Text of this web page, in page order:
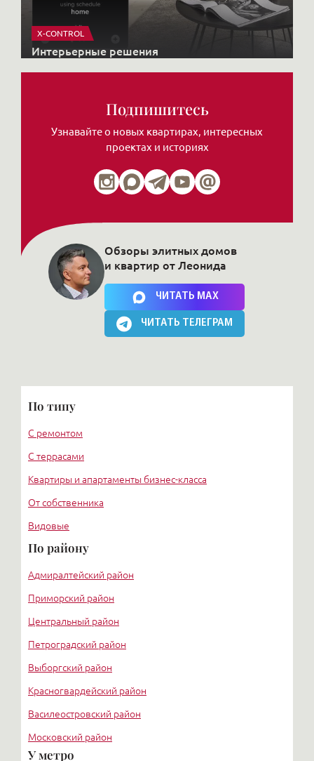
X-CONTROL
Интерьерные решения
Подпишитесь
Узнавайте о новых квартирах, интересных
проектах и историях
Нажимая на кнопку, Вы соглашаетесь c политикой сайта
Обзоры элитных домов
и квартир от Леонида
ЧИТАТЬ MAX
ЧИТАТЬ ТЕЛЕГРАМ
По типу
С ремонтом
С террасами
Квартиры и апартаменты бизнес-класса
От собственника
Видовые
По району
Адмиралтейский район
Приморский район
Центральный район
Петроградский район
Выборгский район
Красногвардейский район
Василеостровский район
Московский район
У метро